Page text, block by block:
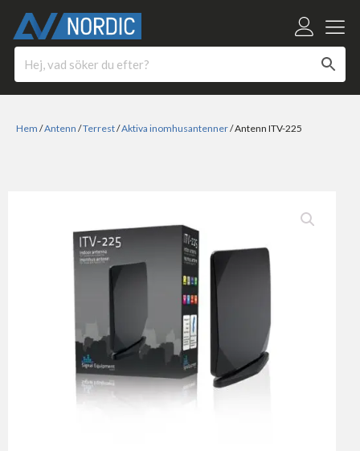
Hem /Antenn /Terrest/Aktiva inomhusantenner/ Antenn ITV-225